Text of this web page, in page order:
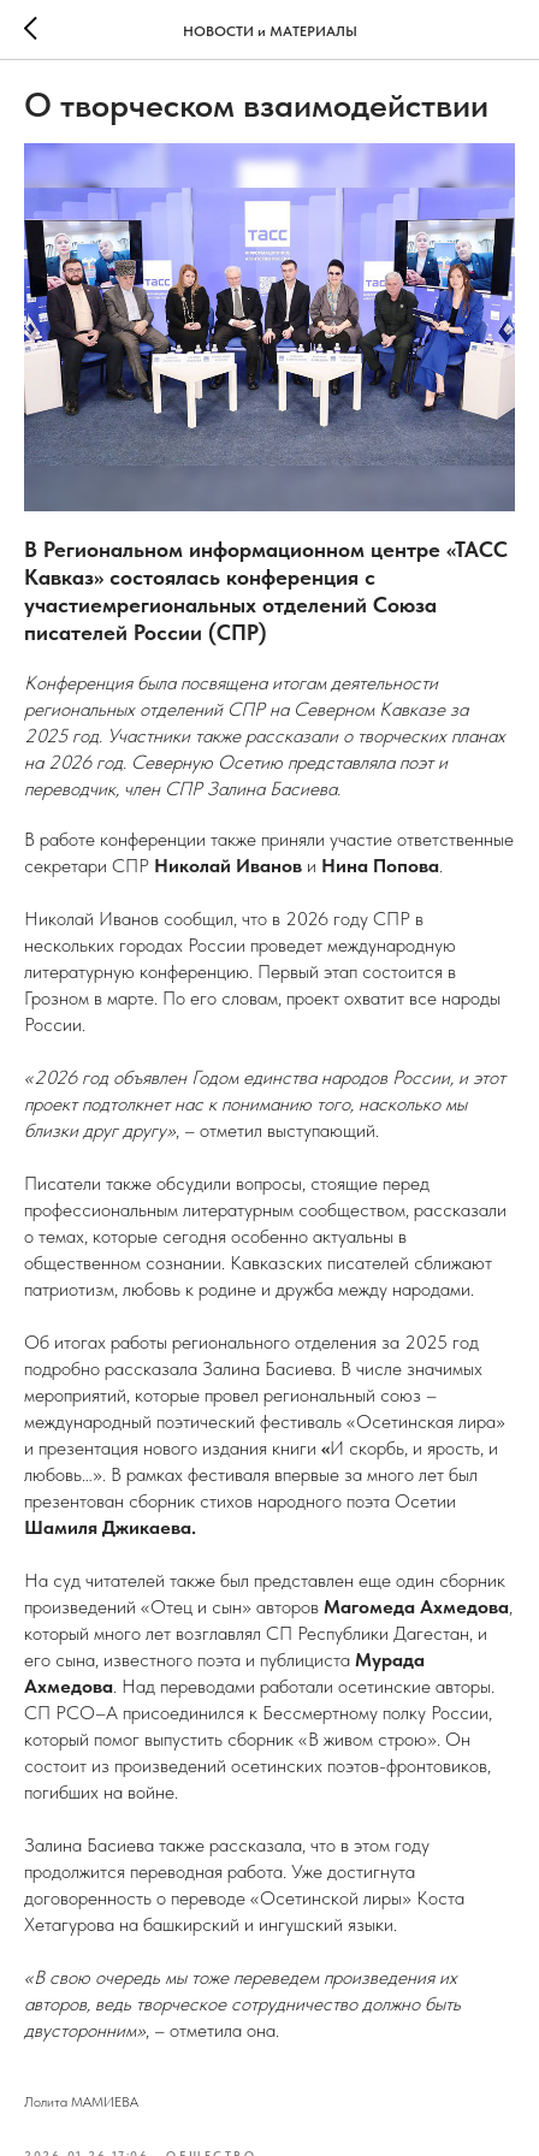
НОВОСТИ и МАТЕРИАЛЫ
О творческом взаимодействии
В Региональном информационном центре «ТАСС
Кавказ» состоялась конференция с
участиемрегиональных отделений Союза
писателей России (СПР)
Конференция была посвящена итогам деятельности
региональных отделений СПР на Северном Кавказе за
2025 год. Участники также рассказали о творческих планах
на 2026 год. Северную Осетию представляла поэт и
переводчик, член СПР Залина Басиева.
В работе конференции также приняли участие ответственные
секретари СПР Николай Иванов и Нина Попова.
Николай Иванов сообщил, что в 2026 году СПР в
нескольких городах России проведет международную
литературную конференцию. Первый этап состоится в
Грозном в марте. По его словам, проект охватит все народы
России.
«2026 год объявлен Годом единства народов России, и этот
проект подтолкнет нас к пониманию того, насколько мы
близки друг другу», – отметил выступающий.
Писатели также обсудили вопросы, стоящие перед
профессиональным литературным сообществом, рассказали
о темах, которые сегодня особенно актуальны в
общественном сознании. Кавказских писателей сближают
патриотизм, любовь к родине и дружба между народами.
Об итогах работы регионального отделения за 2025 год
подробно рассказала Залина Басиева. В числе значимых
мероприятий, которые провел региональный союз –
международный поэтический фестиваль «Осетинская лира»
и презентация нового издания книги «И скорбь, и ярость, и
любовь…». В рамках фестиваля впервые за много лет был
презентован сборник стихов народного поэта Осетии
Шамиля Джикаева.
На суд читателей также был представлен еще один сборник
произведений «Отец и сын» авторов Магомеда Ахмедова,
который много лет возглавлял СП Республики Дагестан, и
его сына, известного поэта и публициста Мурада
Ахмедова. Над переводами работали осетинские авторы.
СП РСО–А присоединился к Бессмертному полку России,
который помог выпустить сборник «В живом строю». Он
состоит из произведений осетинских поэтов-фронтовиков,
погибших на войне.
Залина Басиева также рассказала, что в этом году
продолжится переводная работа. Уже достигнута
договоренность о переводе «Осетинской лиры» Коста
Хетагурова на башкирский и ингушский языки.
«В свою очередь мы тоже переведем произведения их
авторов, ведь творческое сотрудничество должно быть
двусторонним», – отметила она.
Лолита МАМИЕВА